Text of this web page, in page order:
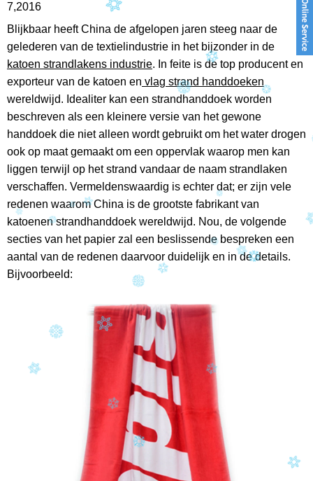
7,2016
Blijkbaar heeft China de afgelopen jaren steeg naar de
gelederen van de textielindustrie in het bijzonder in de
katoen strandlakens industrie. In feite is de top producent en
exporteur van de katoen en vlag strand handdoeken
wereldwijd. Idealiter kan een strandhanddoek worden
beschreven als een kleinere versie van het gewone
handdoek die niet alleen wordt gebruikt om het water drogen
ook op maat gemaakt om een ​​oppervlak waarop men kan
liggen terwijl op het strand vandaar de naam strandlaken
verschaffen. Vermeldenswaardig is echter dat; er zijn vele
redenen waarom China is de grootste fabrikant van
katoenen strandhanddoek wereldwijd. Nou, de volgende
secties van het papier zal een beslissende bespreken een
aantal van de redenen daarvoor duidelijk en in de details.
Bijvoorbeeld: